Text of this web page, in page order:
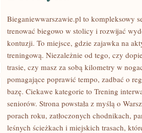
DIETETYKA
Bieganiewwarszawie.pl to kompleksowy
trenować biegowo w stolicy i rozwijać
kontuzji. To miejsce, gdzie zajawka na
treningową. Niezależnie od tego, czy
trasie, czy masz za sobą kilometry w
pomagające poprawić tempo, zadbać o
bazę. Ciekawe kategorie to Trening
seniorów. Strona powstała z myślą o
porach roku, zatłoczonych chodnikach,
leśnych ścieżkach i miejskich trasach,